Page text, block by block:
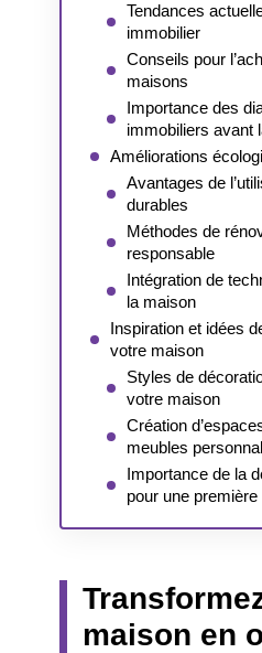
Tendances
immobilier
Conseils pour
maisons
Importance des
immobiliers avant
Améliorations
Avantages de
durables
Méthodes de
responsable
Intégration de
la maison
Inspiration et idées
votre maison
Styles de
votre maison
Création
meubles
Importance de la
pour une
maison en